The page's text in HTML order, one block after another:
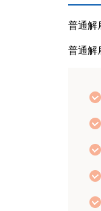
普通解
普通解